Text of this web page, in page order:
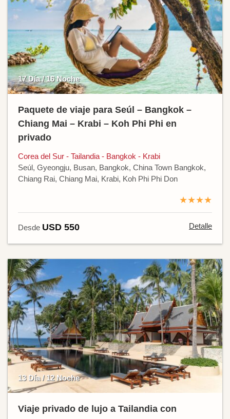
17 Día / 16 Noche
Paquete de viaje para Seúl – Bangkok –
Chiang Mai – Krabi – Koh Phi Phi en
privado
Corea del Sur - Tailandia - Bangkok - Krabi
Seúl, Gyeongju, Busan, Bangkok, China Town Bangkok,
Chiang Rai, Chiang Mai, Krabi, Koh Phi Phi Don
★★★★
Desde USD 550 Detalle
13 Día / 12 Noche
Viaje privado de lujo a Tailandia con